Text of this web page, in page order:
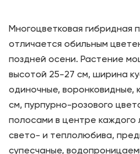
Многоцветковая гибридная
отличается обильным
поздней осени. Растение
высотой 25-27 см, ширина
одиночные, воронковидные,
см, пурпурно-розового
полосами в центре каждого
свето- и теплолюбива,
супесчаные,